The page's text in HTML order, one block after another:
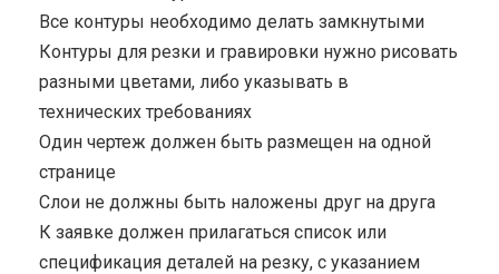
Все контуры необходимо делать замкнутыми
Контуры для резки и гравировки нужно рисовать
разными цветами, либо указывать в
технических требованиях
Один чертеж должен быть размещен на одной
странице
Cлои не должны быть наложены друг на друга
К заявке должен прилагаться список или
спецификация деталей на резку, с указанием